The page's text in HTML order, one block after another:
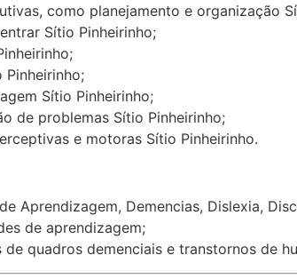
como planejamento e organização
Sítio Pinheirinho;
Sítio Pinheirinho;
de problemas Sítio Pinheirinho;
e motoras Sítio Pinheirinho.
Aprendizagem, Demencias, Dislexia,
de aprendizagem;
quadros demenciais e transtornos de